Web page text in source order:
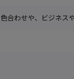
合わせや、ビジネス